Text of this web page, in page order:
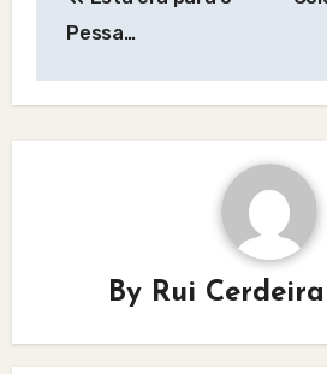
navigation
Pessa…
By Rui